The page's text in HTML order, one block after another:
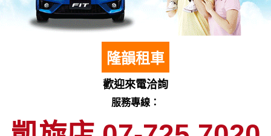
隆韻租車
歡迎來電洽詢
服務專線：